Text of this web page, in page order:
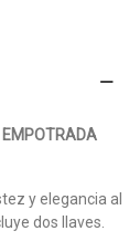
EMPOTRADA
y elegancia al
dos llaves.